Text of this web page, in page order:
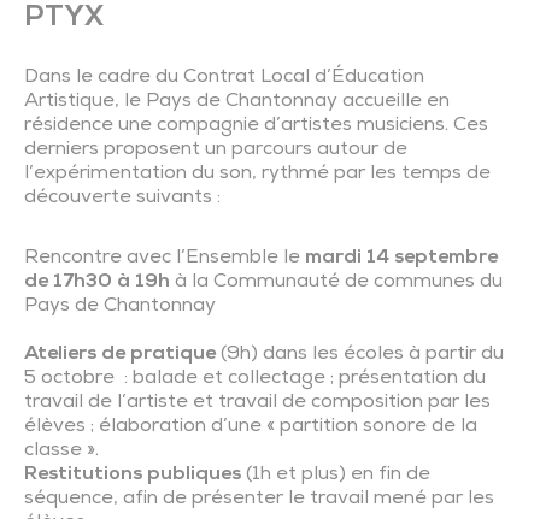
PTYX
Dans le cadre du Contrat Local d’Éducation
Artistique, le Pays de Chantonnay accueille en
résidence une compagnie d’artistes musiciens. Ces
derniers proposent un parcours autour de
l’expérimentation du son, rythmé par les temps de
découverte suivants :
Rencontre avec l’Ensemble le mardi 14 septembre
de 17h30 à 19h à la Communauté de communes du
Pays de Chantonnay
Ateliers de pratique (9h) dans les écoles à partir du
5 octobre : balade et collectage ; présentation du
travail de l’artiste et travail de composition par les
élèves ; élaboration d’une « partition sonore de la
classe ».
Restitutions publiques (1h et plus) en fin de
séquence, afin de présenter le travail mené par les